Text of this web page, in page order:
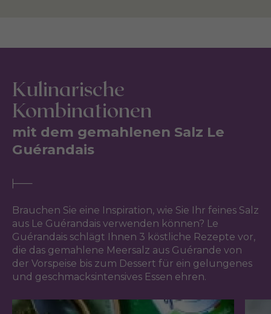
Kulinarische
Kombinationen
mit dem gemahlenen Salz Le
Guérandais
Brauchen Sie eine Inspiration, wie Sie Ihr feines Salz
aus Le Guérandais verwenden können? Le
Guérandais schlägt Ihnen 3 köstliche Rezepte vor,
die das gemahlene Meersalz aus Guérande von
der Vorspeise bis zum Dessert für ein gelungenes
und geschmacksintensives Essen ehren.